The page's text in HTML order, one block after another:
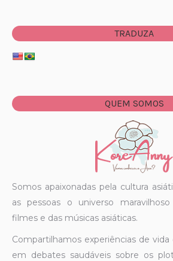
TRADUZA
QUEM SOMOS
Somos apaixonadas pela cultura
as pessoas o universo
filmes e das músicas asiáticas.
Compartilhamos experiências de
em debates saudáveis sobre os